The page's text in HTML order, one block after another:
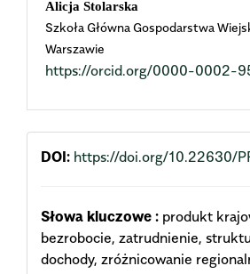
Article
Content
Alicja Stolarska
Szkoła Główna Gospodarstwa
Warszawie
https://orcid.org/0000-0002-
DOI: https://doi.org/10.22630/
Słowa kluczowe : produkt
bezrobocie, zatrudnienie,
dochody, zróżnicowanie